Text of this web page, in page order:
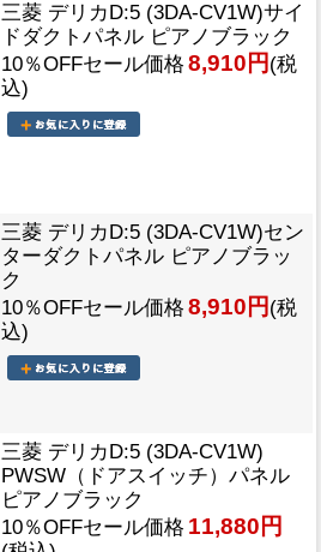
三菱 デリカD:5 (3DA-CV1W)サイ
ドダクトパネル ピアノブラック
10％OFFセール価格 8,910円 (税
込)
三菱 デリカD:5 (3DA-CV1W)セン
ターダクトパネル ピアノブラッ
ク
10％OFFセール価格 8,910円 (税
込)
三菱 デリカD:5 (3DA-CV1W)
PWSW（ドアスイッチ）パネル
ピアノブラック
10％OFFセール価格 11,880円